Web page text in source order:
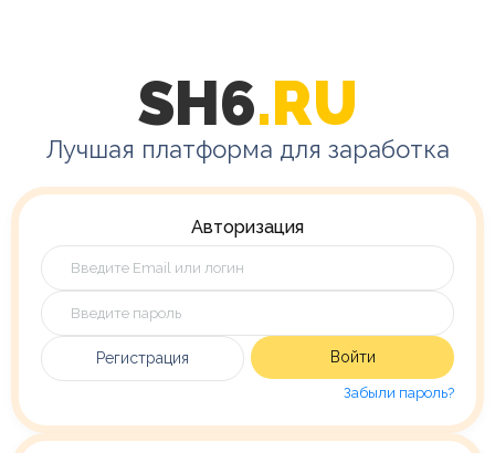
SH6.RU
Лучшая платформа для заработка
Авторизация
Войти
Регистрация
Забыли пароль?